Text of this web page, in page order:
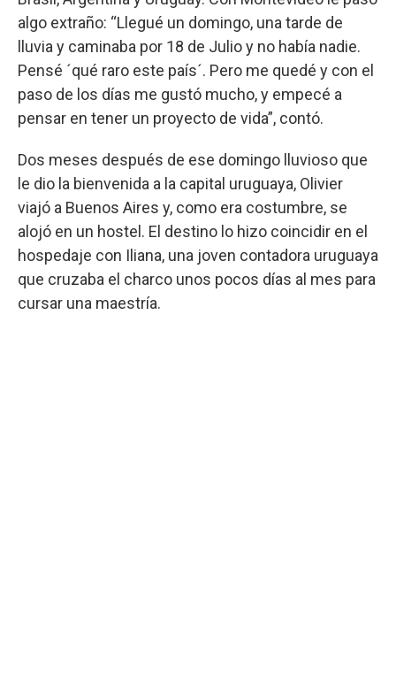
algo extraño: “Llegué un domingo, una tarde de
lluvia y caminaba por 18 de Julio y no había nadie.
Pensé ´qué raro este país´. Pero me quedé y con el
paso de los días me gustó mucho, y empecé a
pensar en tener un proyecto de vida”, contó.
Dos meses después de ese domingo lluvioso que
le dio la bienvenida a la capital uruguaya, Olivier
viajó a Buenos Aires y, como era costumbre, se
alojó en un hostel. El destino lo hizo coincidir en el
hospedaje con Iliana, una joven contadora uruguaya
que cruzaba el charco unos pocos días al mes para
cursar una maestría.